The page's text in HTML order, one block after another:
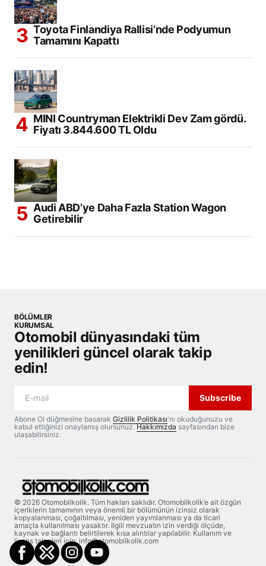
Toyota Finlandiya Rallisi’nde Podyumun
Tamamını Kapattı
MINI Countryman Elektrikli Dev Zam gördü.
Fiyatı 3.844.600 TL Oldu
Audi ABD’ye Daha Fazla Station Wagon
Getirebilir
BÖLÜMLER
KURUMSAL
Otomobil dünyasındaki tüm
yenilikleri güncel olarak takip
edin!
Subscribe
Abone Ol düğmesine basarak Gizlilik Politikası'nı okuduğunuzu ve
kabul ettiğinizi onaylamış olursunuz.Hakkımızda sayfasından bize
ulaşabilirsiniz.
© 2026 Otomobilkolik. Tüm hakları saklıdır. Otomobilkolik’e ait özgün
içeriklerin tamamının veya önemli bir bölümünün izinsiz olarak
kopyalanması, çoğaltılması, yeniden yayımlanması ya da ticari
amaçla kullanılması yasaktır. İlgili mevzuatın izin verdiği ölçüde,
kaynak ve bağlantı belirtilerek kısa alıntılar yapılabilir. Kullanım ve
lisans talepleri için: info@otomobilkolik.com